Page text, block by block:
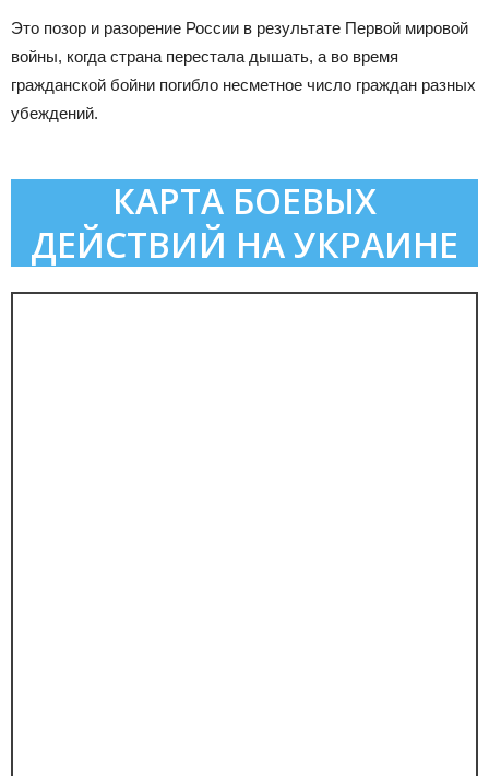
Это позор и разорение России в результате Первой мировой
войны, когда страна перестала дышать, а во время
гражданской бойни погибло несметное число граждан разных
убеждений.
КАРТА БОЕВЫХ
ДЕЙСТВИЙ НА УКРАИНЕ